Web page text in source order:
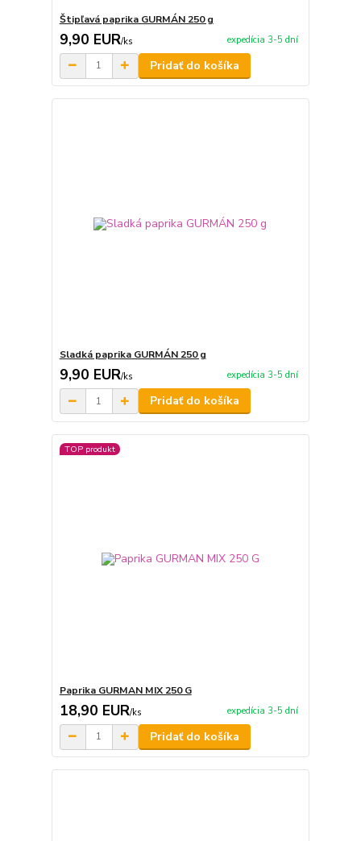
Štipľavá paprika GURMÁN 250 g
9,90 EUR/ks expedícia 3-5 dní
Pridať do košíka
Sladká paprika GURMÁN 250 g
9,90 EUR/ks expedícia 3-5 dní
Pridať do košíka
TOP produkt
Paprika GURMAN MIX 250 G
18,90 EUR/ks expedícia 3-5 dní
Pridať do košíka